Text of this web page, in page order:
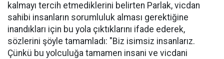
kalmayı tercih etmediklerini belirten Parlak, vicdan
sahibi insanların sorumluluk alması gerektiğine
inandıkları için bu yola çıktıklarını ifade ederek,
sözlerini şöyle tamamladı: "Biz isimsiz insanlarız.
Çünkü bu yolculuğa tamamen insani ve vicdani